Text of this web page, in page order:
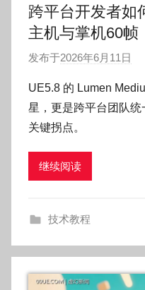
跨平台开发者如
主机与掌机60帧
发布于2026年6月11日
:
O
UE5.8 的 Lumen
星，更是跨平台团队
关键拐点。
继续阅读
技术教程